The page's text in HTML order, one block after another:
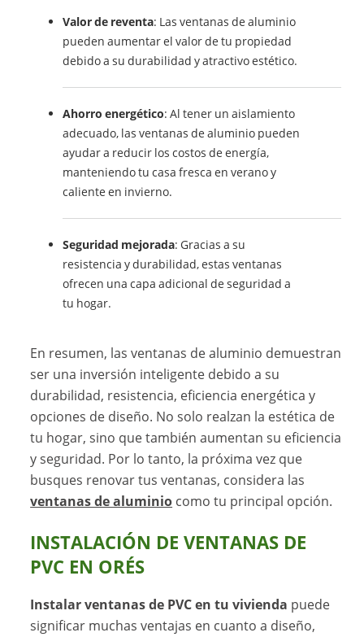
Valor de reventa: Las ventanas de aluminio
pueden aumentar el valor de tu propiedad
debido a su durabilidad y atractivo estético.
Ahorro energético: Al tener un aislamiento
adecuado, las ventanas de aluminio pueden
ayudar a reducir los costos de energía,
manteniendo tu casa fresca en verano y
caliente en invierno.
Seguridad mejorada: Gracias a su
resistencia y durabilidad, estas ventanas
ofrecen una capa adicional de seguridad a
tu hogar.
En resumen, las ventanas de aluminio demuestran
ser una inversión inteligente debido a su
durabilidad, resistencia, eficiencia energética y
opciones de diseño. No solo realzan la estética de
tu hogar, sino que también aumentan su eficiencia
y seguridad. Por lo tanto, la próxima vez que
busques renovar tus ventanas, considera las
ventanas de aluminio como tu principal opción.
INSTALACIÓN DE VENTANAS DE
PVC EN ORÉS
Instalar ventanas de PVC en tu vivienda puede
significar muchas ventajas en cuanto a diseño,